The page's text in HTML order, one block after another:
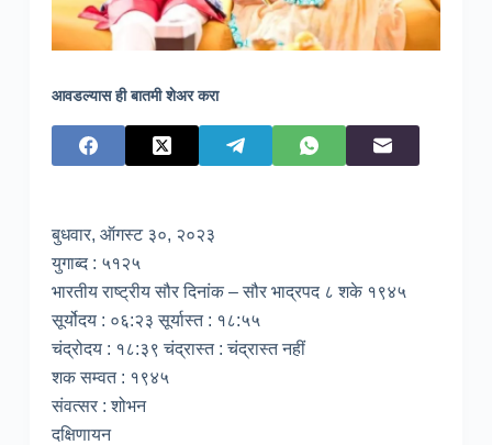
आवडल्यास ही बातमी शेअर करा
बुधवार, ऑगस्ट ३०, २०२३
युगाब्द : ५१२५
भारतीय राष्ट्रीय सौर दिनांक – सौर भाद्रपद ८ शके १९४५
सूर्योदय : ०६:२३ सूर्यास्त : १८:५५
चंद्रोदय : १८:३९ चंद्रास्त : चंद्रास्त नहीं
शक सम्वत : १९४५
संवत्सर : शोभन
दक्षिणायन